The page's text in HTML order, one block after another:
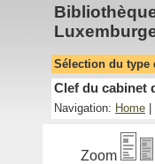
Sélection du type
Clef du cabinet
Navigation: Home
Zoom